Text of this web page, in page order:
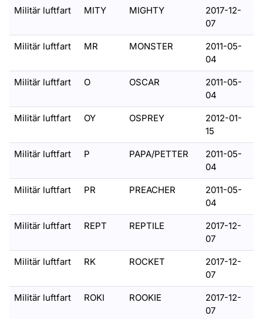
Militär luftfart MITY MIGHTY
2017-12-
07
Militär luftfart MR MONSTER
2011-05-
04
Militär luftfart O OSCAR
2011-05-
04
Militär luftfart OY OSPREY
2012-01-
15
Militär luftfart P PAPA/PETTER
2011-05-
04
Militär luftfart PR PREACHER
2011-05-
04
Militär luftfart REPT REPTILE
2017-12-
07
Militär luftfart RK ROCKET
2017-12-
07
Militär luftfart ROKI ROOKIE
2017-12-
07